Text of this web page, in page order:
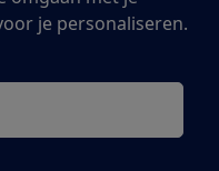
je personaliseren.